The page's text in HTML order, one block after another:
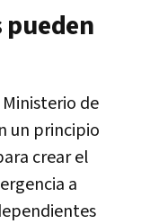
de
un principio
crear el
a